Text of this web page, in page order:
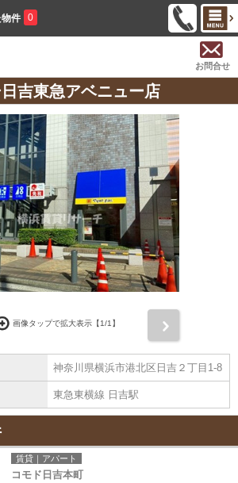
件 0
お問合せ
吉東急アベニュー店
画像タップで拡大表示【1/1】
神奈川県横浜市港北区日吉２丁目1-8
東急東横線 日吉駅
賃貸｜アパート
コモド日吉本町